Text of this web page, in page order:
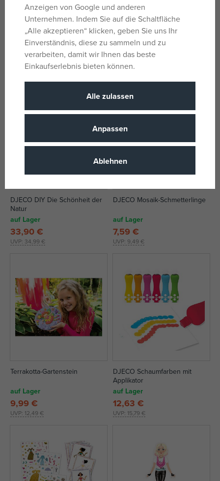
DJECO Origami-Tiere
auf Lager
6,74 €
5,39 €
DJECO Acht Buntstifte für die
Kleinen
auf Lager
UVP:10,99 €
8,79 €
DJECO DIY Die Schönheit der
Natur
auf Lager
UVP: 34,99 €
33,90 €
DJECO Mosaik-Schmetterlinge
auf Lager
UVP: 9,49 €
7,59 €
Terrakotta-Gartenstein
auf Lager
UVP: 12,49 €
9,99 €
DJECO Schaumfarben mit
Applikator
auf Lager
UVP: 15,79 €
12,63 €
Anzeigen von Google und anderen
Unternehmen. Indem Sie auf die Schaltfläche
„Alle akzeptieren“ klicken, geben Sie uns Ihr
Einverständnis, diese zu sammeln und zu
verarbeiten, damit wir Ihnen das beste
Einkaufserlebnis bieten können.
Alle zulassen
Anpassen
Ablehnen